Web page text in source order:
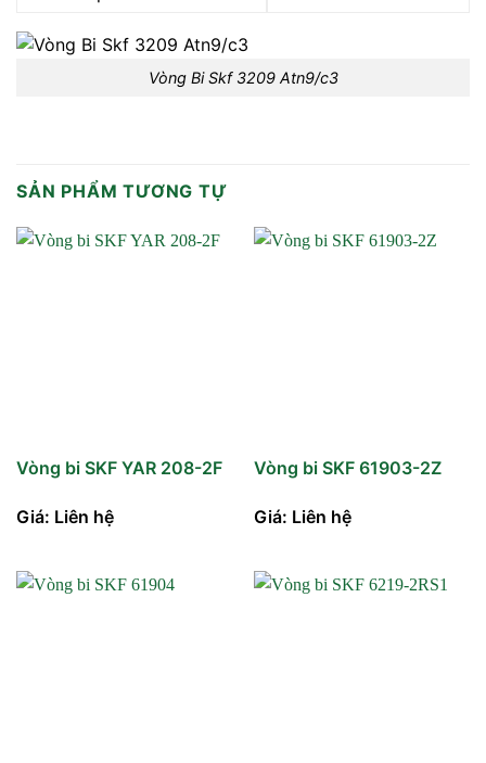
Vòng Bi Skf 3209 Atn9/c3
SẢN PHẨM TƯƠNG TỰ
Vòng bi SKF YAR 208-2F
Giá: Liên hệ
Vòng bi SKF 61903-2Z
Giá: Liên hệ